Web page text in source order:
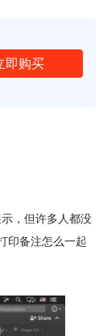
即购买
，但许多人都没
印备注怎么一起